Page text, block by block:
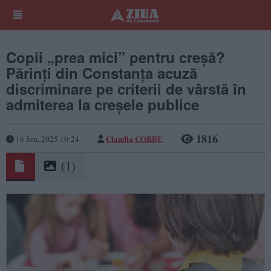
Copii „prea mici” pentru creșă?
Părinți din Constanța acuză
discriminare pe criterii de vârstă în
admiterea la creșele publice
16 Jun, 2025 10:24 Claudia CORBU 1816
(1)